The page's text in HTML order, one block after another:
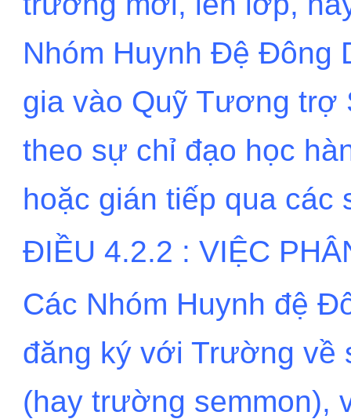
Nhóm Huynh Đệ Đông
gia vào Quỹ Tương trợ
theo sự chỉ đạo học
hoặc gián tiếp qua các
ĐIỀU 4.2.2 : VIỆC
Các Nhóm Huynh đệ
đăng ký với Trường về
(hay trường semmon),